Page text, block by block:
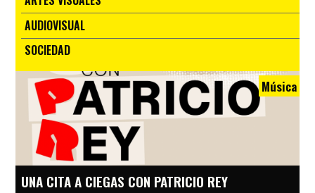
AUDIOVISUAL
SOCIEDAD
Música
UNA CITA A CIEGAS CON PATRICIO REY